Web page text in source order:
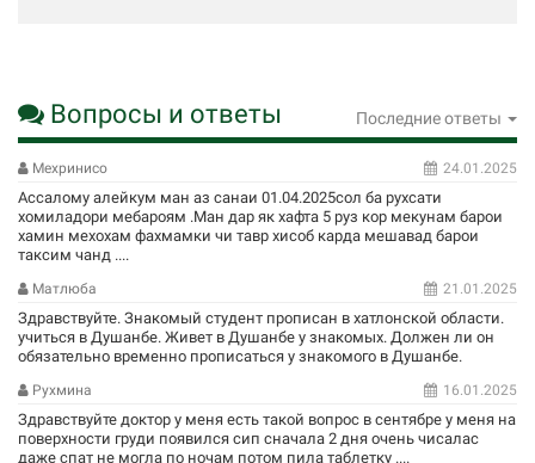
Вопросы и ответы Последние ответы
Мехринисо 24.01.2025
Ассалому алейкум ман аз санаи 01.04.2025сол ба рухсати
хомиладори мебароям .Ман дар як хафта 5 руз кор мекунам барои
хамин мехохам фахмамки чи тавр хисоб карда мешавад барои
таксим чанд ....
Матлюба 21.01.2025
Здравствуйте. Знакомый студент прописан в хатлонской области.
учиться в Душанбе. Живет в Душанбе у знакомых. Должен ли он
обязательно временно прописаться у знакомого в Душанбе.
Рухмина 16.01.2025
Здравствуйте доктор у меня есть такой вопрос в сентябре у меня на
поверхности груди появился сип сначала 2 дня очень чисалас
даже спат не могла по ночам потом пила таблетку ....